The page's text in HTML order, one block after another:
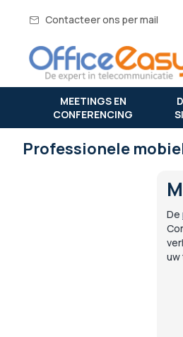
Contacteer ons per mail
MEETINGS EN
CONFERENCING
Professionele
De
uw